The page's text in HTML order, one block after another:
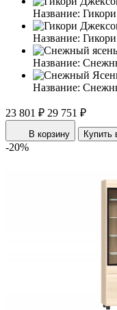
Название:
Название:
Название:
Название:
23 801 ₽ 29 751 ₽
В корзину Купить
-20%